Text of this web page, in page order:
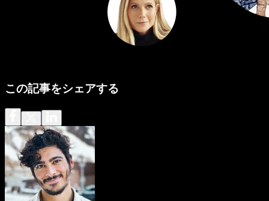
この記事をシェアする